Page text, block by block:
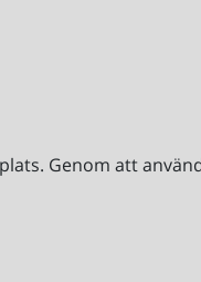
Genom att